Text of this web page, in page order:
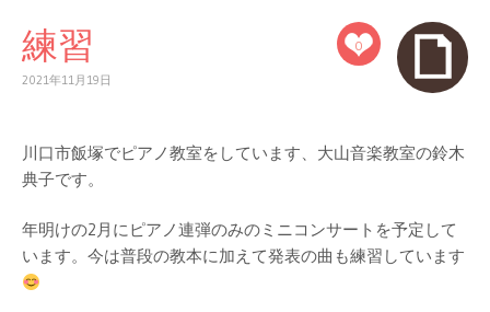
0
練習
2021年11月19日
川口市飯塚でピアノ教室をしています、大山音楽教室の鈴木
典子です。
年明けの2月にピアノ連弾のみのミニコンサートを予定して
います。今は普段の教本に加えて発表の曲も練習しています